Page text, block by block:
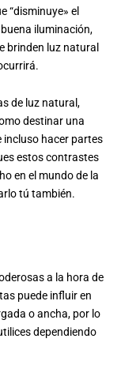
“disminuye» el
iluminación,
brinden luz natural
de luz natural,
destinar una
incluso hacer partes
estos contrastes
en el mundo de la
tú también.
a la hora de
puede influir en
o ancha, por lo
dependiendo